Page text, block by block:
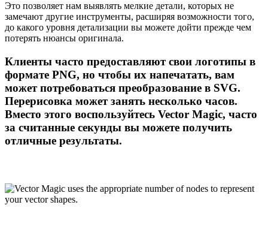
Это позволяет нам выявлять мелкие детали, которых не
замечают другие инструменты, расширяя возможности того,
до какого уровня детализации вы можете дойти прежде чем
потерять нюансы оригинала.
Клиенты часто предоставляют свои логотипы в
формате PNG, но чтобы их напечатать, вам
может потребоваться преобразование в SVG.
Перерисовка может занять несколько часов.
Вместо этого воспользуйтесь Vector Magic, часто
за считанные секунды вы можете получить
отличные результаты.